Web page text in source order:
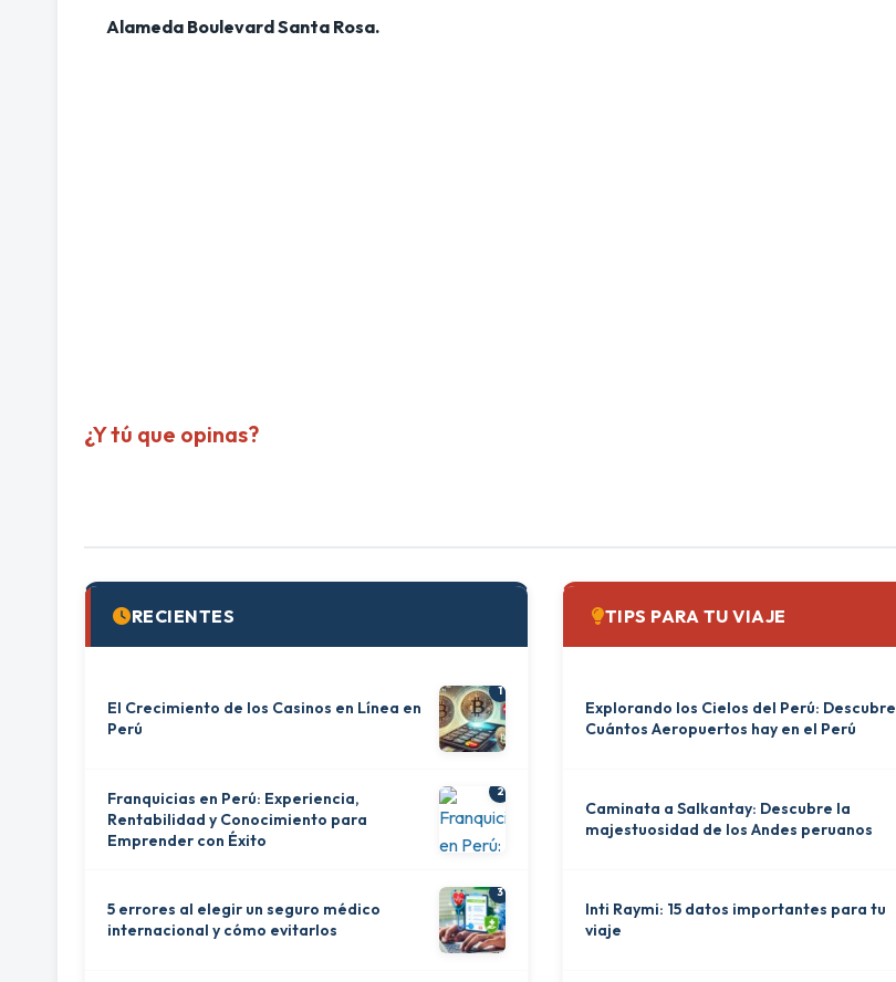
Alameda Boulevard Santa Rosa.
¿Y tú que opinas?
RECIENTES
El Crecimiento de los Casinos en Línea en
Perú
1
Franquicias en Perú: Experiencia,
Rentabilidad y Conocimiento para
Emprender con Éxito
2
5 errores al elegir un seguro médico
internacional y cómo evitarlos
3
TIPS PARA TU VIAJE
Explorando los Cielos del Perú: Descubre
Cuántos Aeropuertos hay en el Perú
Caminata a Salkantay: Descubre la
majestuosidad de los Andes peruanos
Inti Raymi: 15 datos importantes para tu
viaje